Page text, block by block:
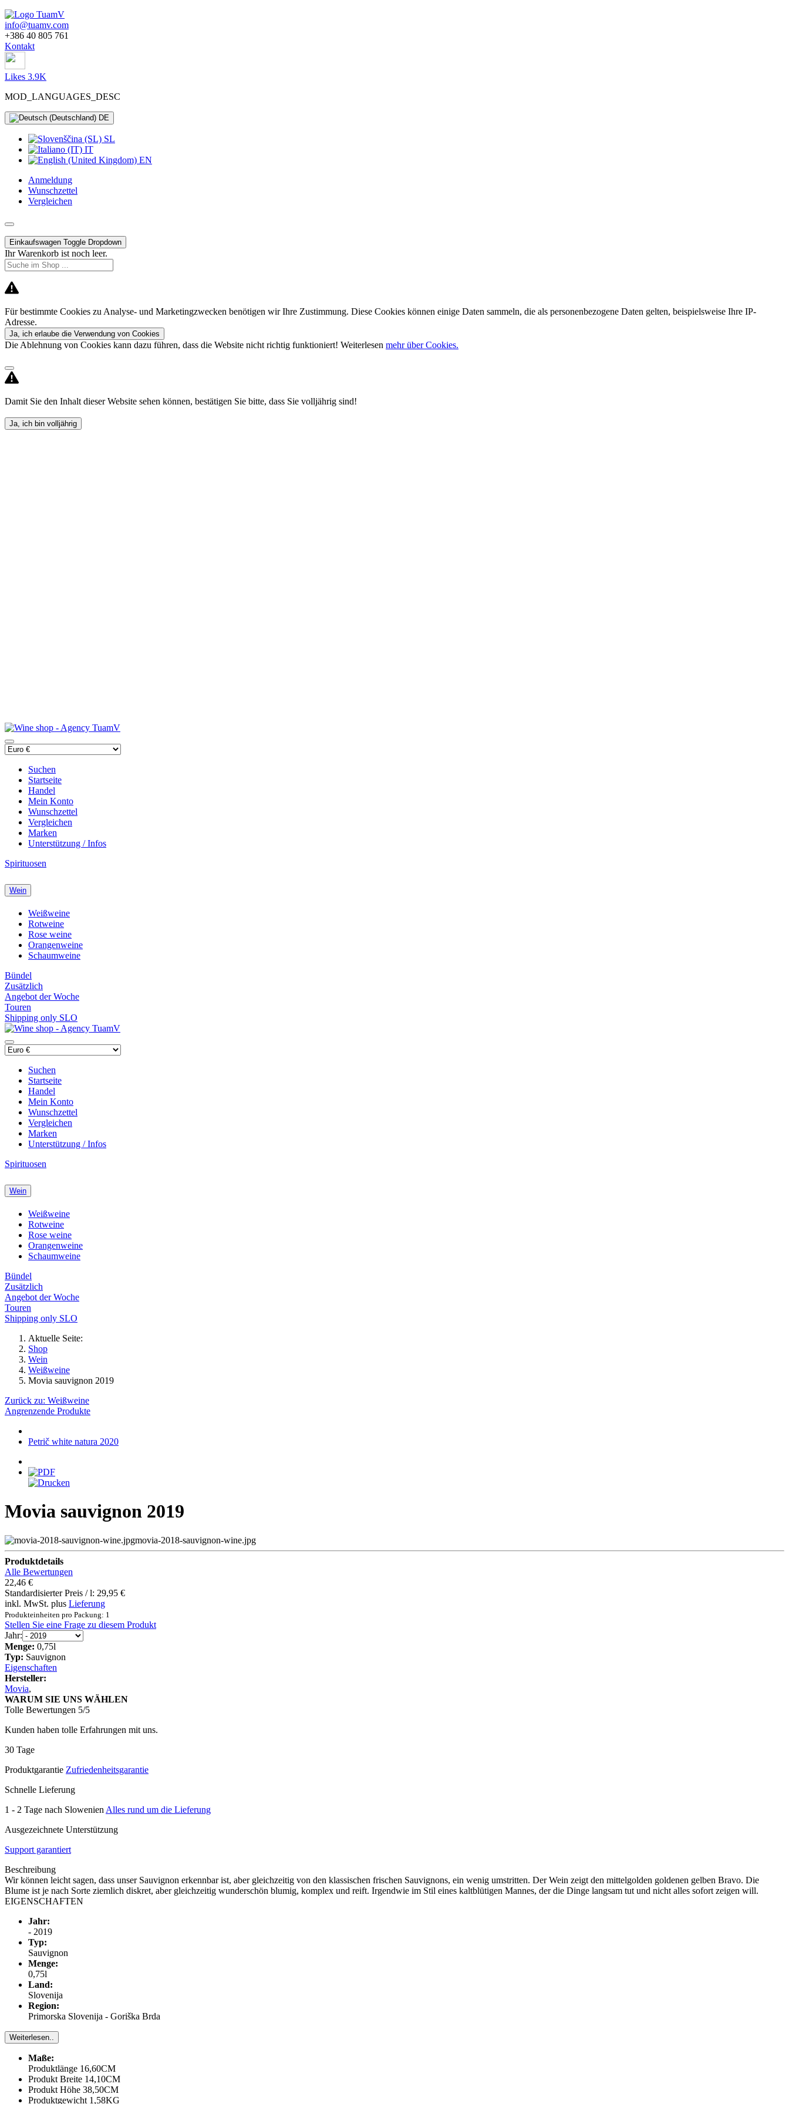
info@tuamv.com
+386 40 805 761
Kontakt
Likes 3.9K
MOD_LANGUAGES_DESC
DE
SL
IT
EN
Anmeldung
Wunschzettel
Vergleichen
Einkaufswagen Toggle Dropdown
Ihr Warenkorb ist noch leer.
Für bestimmte Cookies zu Analyse- und Marketingzwecken benötigen wir Ihre Zustimmung. Diese Cookies können einige Daten sammeln, die als personenbezogene Daten gelten, beispielsweise Ihre IP-
Adresse.
Ja, ich erlaube die Verwendung von Cookies
Die Ablehnung von Cookies kann dazu führen, dass die Website nicht richtig funktioniert! Weiterlesen mehr über Cookies.
Damit Sie den Inhalt dieser Website sehen können, bestätigen Sie bitte, dass Sie volljährig sind!
Ja, ich bin volljährig
Suchen
Startseite
Handel
Mein Konto
Wunschzettel
Vergleichen
Marken
Unterstützung / Infos
Spirituosen
Wein
Weißweine
Rotweine
Rose weine
Orangenweine
Schaumweine
Bündel
Zusätzlich
Angebot der Woche
Touren
Shipping only SLO
Suchen
Startseite
Handel
Mein Konto
Wunschzettel
Vergleichen
Marken
Unterstützung / Infos
Spirituosen
Wein
Weißweine
Rotweine
Rose weine
Orangenweine
Schaumweine
Bündel
Zusätzlich
Angebot der Woche
Touren
Shipping only SLO
Aktuelle Seite:
Shop
Wein
Weißweine
Movia sauvignon 2019
Zurück zu: Weißweine
Angrenzende Produkte
Petrič white natura 2020
Movia sauvignon 2019
movia-2018-sauvignon-wine.jpg
Produktdetails
Alle Bewertungen
22,46 €
Standardisierter Preis / l: 29,95 €
inkl. MwSt. plus Lieferung
Produkteinheiten pro Packung: 1
Stellen Sie eine Frage zu diesem Produkt
Jahr:
Menge: 0,75l
Typ: Sauvignon
Eigenschaften
Hersteller:
Movia,
WARUM SIE UNS WÄHLEN
Tolle Bewertungen 5/5
Kunden haben tolle Erfahrungen mit uns.
30 Tage
Produktgarantie Zufriedenheitsgarantie
Schnelle Lieferung
1 - 2 Tage nach Slowenien Alles rund um die Lieferung
Ausgezeichnete Unterstützung
Support garantiert
Beschreibung
Wir können leicht sagen, dass unser Sauvignon erkennbar ist, aber gleichzeitig von den klassischen frischen Sauvignons, ein wenig umstritten. Der Wein zeigt den mittelgolden goldenen gelben Bravo. Die
Blume ist je nach Sorte ziemlich diskret, aber gleichzeitig wunderschön blumig, komplex und reift. Irgendwie im Stil eines kaltblütigen Mannes, der die Dinge langsam tut und nicht alles sofort zeigen will.
EIGENSCHAFTEN
Jahr:
- 2019
Typ:
Sauvignon
Menge:
0,75l
Land:
Slovenija
Region:
Primorska Slovenija - Goriška Brda
Weiterlesen..
Maße:
Produktlänge 16,60CM
Produkt Breite 14,10CM
Produkt Höhe 38,50CM
Produktgewicht 1,58KG